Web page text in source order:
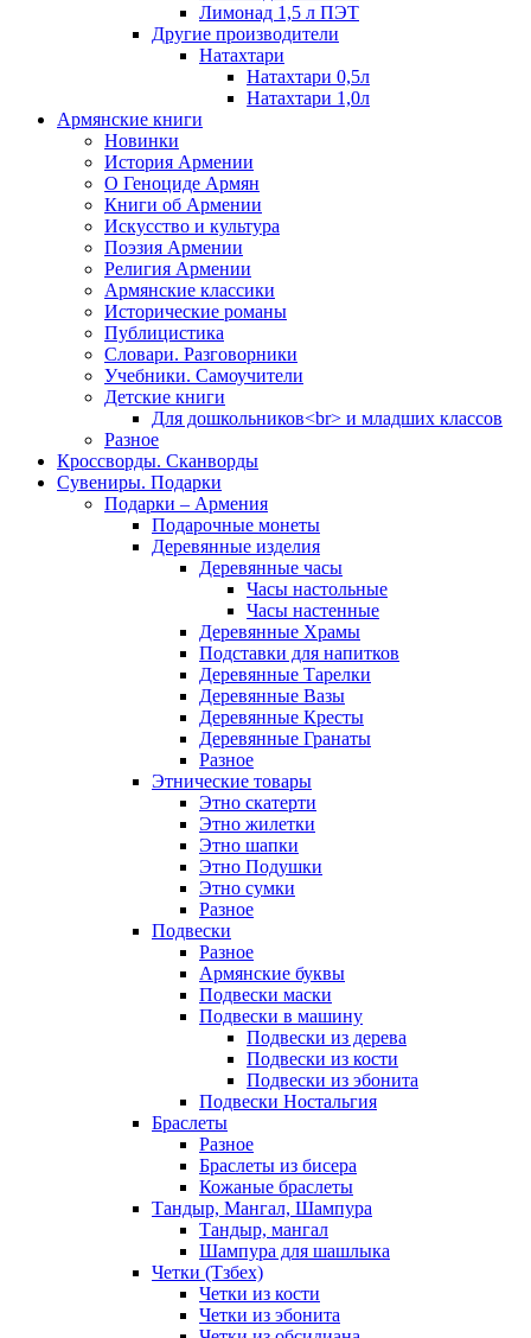
Лимонад 1,5 л ПЭТ
Другие производители
Натахтари
Натахтари 0,5л
Натахтари 1,0л
Армянские книги
Новинки
История Армении
О Геноциде Армян
Книги об Армении
Иcкусство и культура
Поэзия Армении
Религия Армении
Армянские классики
Исторические романы
Публицистика
Словари. Разговорники
Учебники. Самоучители
Детские книги
Для дошкольников<br> и младших классов
Разное
Кроссворды. Сканворды
Сувениры. Подарки
Подарки – Армения
Подарочные монеты
Деревянные изделия
Деревянные часы
Часы настольные
Часы настенные
Деревянные Храмы
Подставки для напитков
Деревянные Тарелки
Деревянные Вазы
Деревянные Кресты
Деревянные Гранаты
Разное
Этнические товары
Этно скатерти
Этно жилетки
Этно шапки
Этно Подушки
Этно сумки
Разное
Подвески
Разное
Армянские буквы
Подвески маски
Подвески в машину
Подвески из дерева
Подвески из кости
Подвески из эбонита
Подвески Ностальгия
Браслеты
Разное
Браслеты из бисера
Кожаные браслеты
Тандыр, Мангал, Шампура
Тандыр, мангал
Шампура для шашлыка
Четки (Тзбех)
Четки из кости
Четки из эбонита